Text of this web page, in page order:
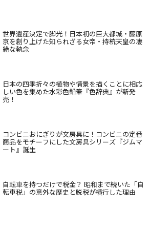
世界遺産決定で脚光！日本初の巨大都城・藤原
京を創り上げた知られざる女帝・持統天皇の凄
絶な執念
日本の四季折々の植物や情景を描くことに相応
しい色を集めた水彩色鉛筆『色辞典』が新発
売！
コンビニおにぎりが文房具に！コンビニの定番
商品をモチーフにした文房具シリーズ『ジムマ
ート』誕生
自転車を持つだけで税金？ 昭和まで続いた「自
転車税」の意外な歴史と脱税が横行した理由